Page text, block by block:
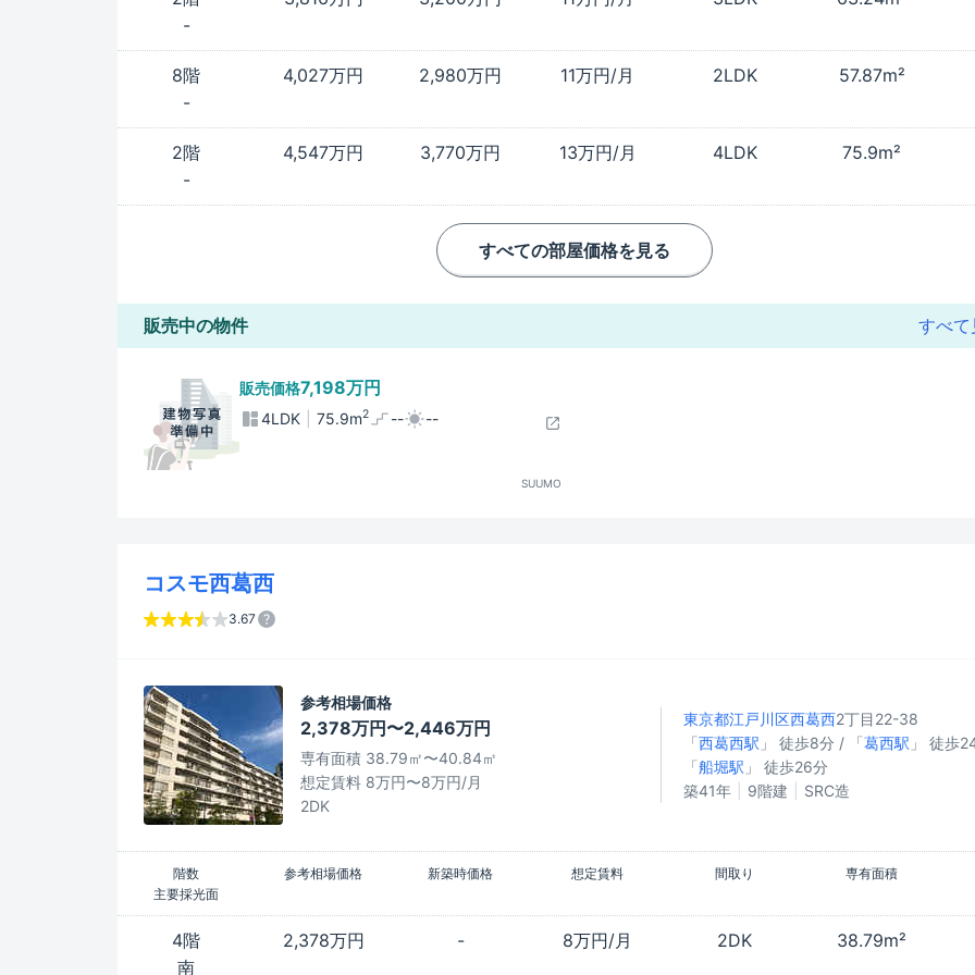
-
8階 4,027万円 2,980万円 11万円/月 2LDK
57.87m²
-
2階 4,547万円 3,770万円 13万円/月 4LDK
75.9m²
-
すべての部屋価格を見る
販売中の物件 すべて
販売価格7,198万円
4LDK 75.9m2 -- --
SUUMO
コスモ西葛西
3.67
参考相場価格
2,378万円〜2,446万円
専有面積 38.79㎡〜40.84㎡
想定賃料 8万円〜8万円/月
2DK
東京都江戸川区西葛西2丁目22-38
「西葛西駅 」 徒歩8分 / 「葛西駅 」 徒歩
「船堀駅 」 徒歩26分
築41年
9階建 SRC造
階数 参考相場価格 新築時価格 想定賃料 間取り
専有面積
主要採光面
4階 2,378万円 - 8万円/月 2DK
38.79m²
南